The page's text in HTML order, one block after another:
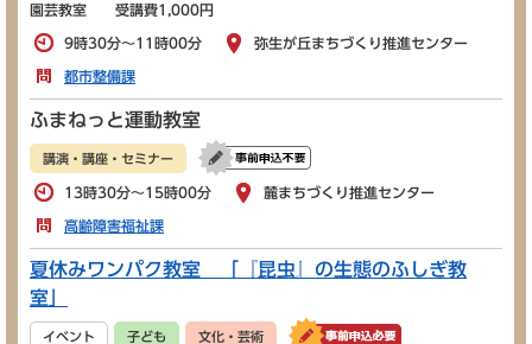
園芸教室 受講費1,000円
9時30分～11時00分 弥生が丘まちづくり推進センター
都市整備課
ふまねっと運動教室
講演・講座・セミナー
13時30分～15時00分 麓まちづくり推進センター
高齢障害福祉課
夏休みワンパク教室 「『昆虫』の生態のふしぎ教
室」
イベント 子ども 文化・芸術